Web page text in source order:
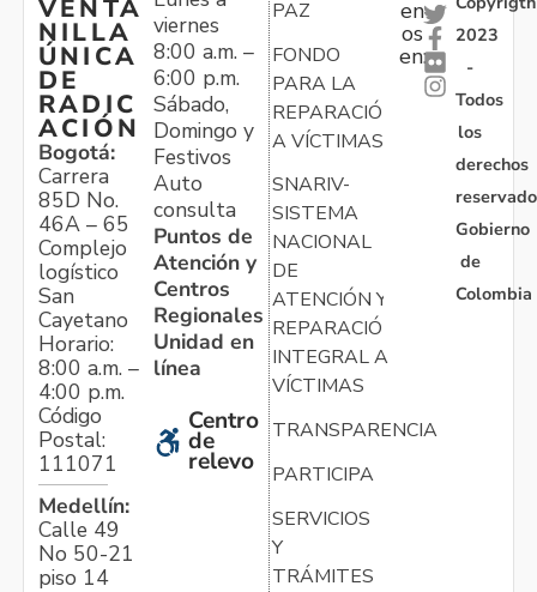
VENTA
NILLA
ÚNICA
DE
RADIC
ACIÓN
Bogotá:
Carrera
85D No.
46A – 65
Complejo
logístico
San
Cayetano
Horario:
8:00 a.m. –
4:00 p.m.
Código
Postal:
111071
Medellín:
Calle 49
No 50-21
piso 14
viernes
8:00 a.m. –
6:00 p.m.
Sábado,
Domingo y
Festivos
Auto
consulta
Puntos de
Atención y
Centros
Regionales
Unidad en
línea
Centro
de
relevo
PAZ
FONDO
PARA LA
REPARACIÓN
A VÍCTIMAS
SNARIV-
SISTEMA
NACIONAL
DE
ATENCIÓN Y
REPARACIÓN
INTEGRAL A
VÍCTIMAS
TRANSPARENCIA
PARTICIPA
SERVICIOS
Y
TRÁMITES
en
os
en:
2023
-
Todos
los
derechos
Gobierno
de
Colombia